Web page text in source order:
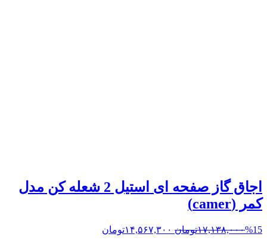
اجاق گاز صفحه ای استیل 2 شعله کن مدل
کمر (camer)
%15۱۷,۱۳۸,۰۰۰تومان ۱۴,۵۶۷,۳۰۰تومان